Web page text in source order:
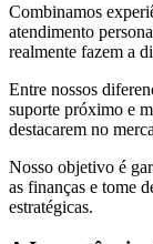
Combinamos
atendimento
realmente fazem a
Entre nossos
suporte próximo e
destacarem no
Nosso objetivo é
as finanças e tome
estratégicas.